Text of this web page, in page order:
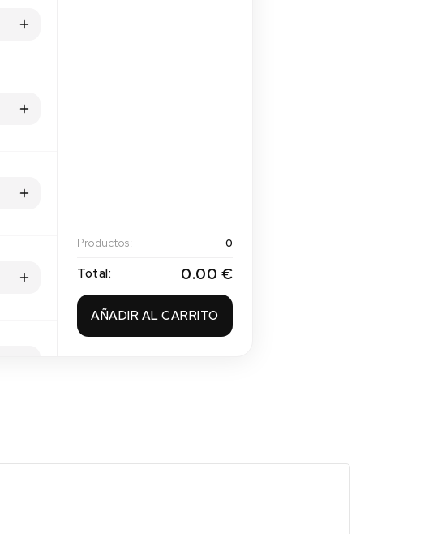
Productos: 0
Total: 0.00 €
AÑADIR AL CARRITO